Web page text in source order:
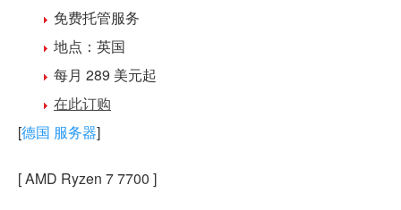
免费托管服务
地点： 英国
每月 289 美元起
在此订购
[德国 服务器]
[ AMD Ryzen 7 7700 ]